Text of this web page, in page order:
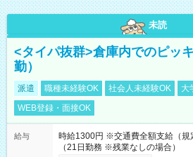
未読
<タイパ抜群>倉庫内でのピッ
勤）
派遣 職種未経験OK 社会人未経験OK 大
WEB登録・面接OK
給与
時給1300円 ※交通費全額支給（規
（21日勤務 ※残業なしの場合）